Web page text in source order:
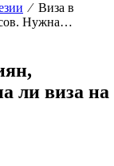
⁄ Виза в
Нужна…
ли виза на